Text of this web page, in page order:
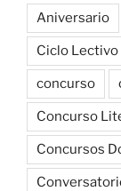
Aniversario
Ciclo
concurso
Concurso
Concursos